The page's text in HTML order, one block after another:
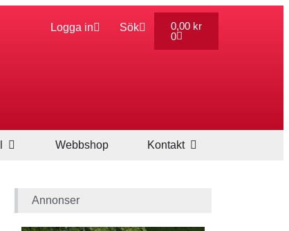
Logga in Sök 0,00 kr
0
Webbshop Kontakt
Annonser